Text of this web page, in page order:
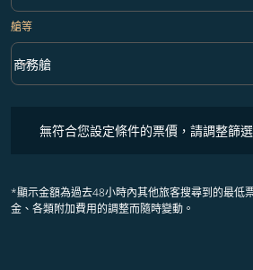
艙等
艙等 option 商務艙 Selected
商務艙
keyboard_arrow_down
無符合您設定條件的票價，請調整篩選
*顯示金額為過去48小時內其他旅客搜尋到的最低
金、各類附加費用的調整而隨時變動。